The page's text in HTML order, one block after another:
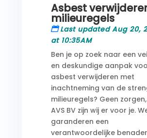
Asbest
milieuregels
Last updated Aug 20,
at 10:35AM
Ben je op zoek naar een
en deskundige aanpak
asbest verwijderen met
inachtneming van de
milieuregels? Geen
AVS BV zijn wij er voor je.
garanderen een
verantwoordelijke